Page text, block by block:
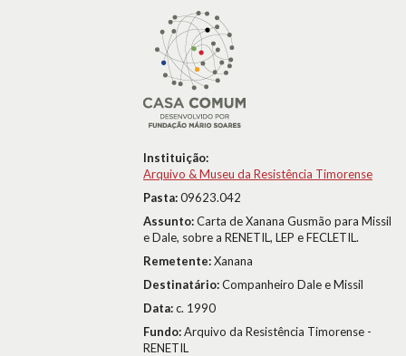
Instituição:
Arquivo & Museu da Resistência Timorense
Pasta:09623.042
Assunto:Carta de Xanana Gusmão para Missil
e Dale, sobre a RENETIL, LEP e FECLETIL.
Remetente:Xanana
Destinatário:Companheiro Dale e Missil
Data:c. 1990
Fundo:Arquivo da Resistência Timorense -
RENETIL